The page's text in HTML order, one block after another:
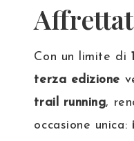
Con un limite di
terza edizione
trail running,
occasione unica: